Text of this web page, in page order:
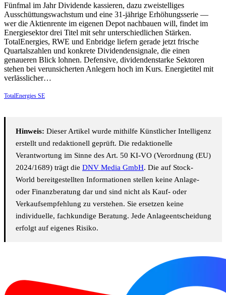
Fünfmal im Jahr Dividende kassieren, dazu zweistelliges
Ausschüttungswachstum und eine 31-jährige Erhöhungsserie —
wer die Aktienrente im eigenen Depot nachbauen will, findet im
Energiesektor drei Titel mit sehr unterschiedlichen Stärken.
TotalEnergies, RWE und Enbridge liefern gerade jetzt frische
Quartalszahlen und konkrete Dividendensignale, die einen
genaueren Blick lohnen. Defensive, dividendenstarke Sektoren
stehen bei verunsicherten Anlegern hoch im Kurs. Energietitel mit
verlässlicher…
TotalEnergies SE
Hinweis: Dieser Artikel wurde mithilfe Künstlicher Intelligenz
erstellt und redaktionell geprüft. Die redaktionelle
Verantwortung im Sinne des Art. 50 KI-VO (Verordnung (EU)
2024/1689) trägt die DNV Media GmbH. Die auf Stock-
World bereitgestellten Informationen stellen keine Anlage-
oder Finanzberatung dar und sind nicht als Kauf- oder
Verkaufsempfehlung zu verstehen. Sie ersetzen keine
individuelle, fachkundige Beratung. Jede Anlageentscheidung
erfolgt auf eigenes Risiko.